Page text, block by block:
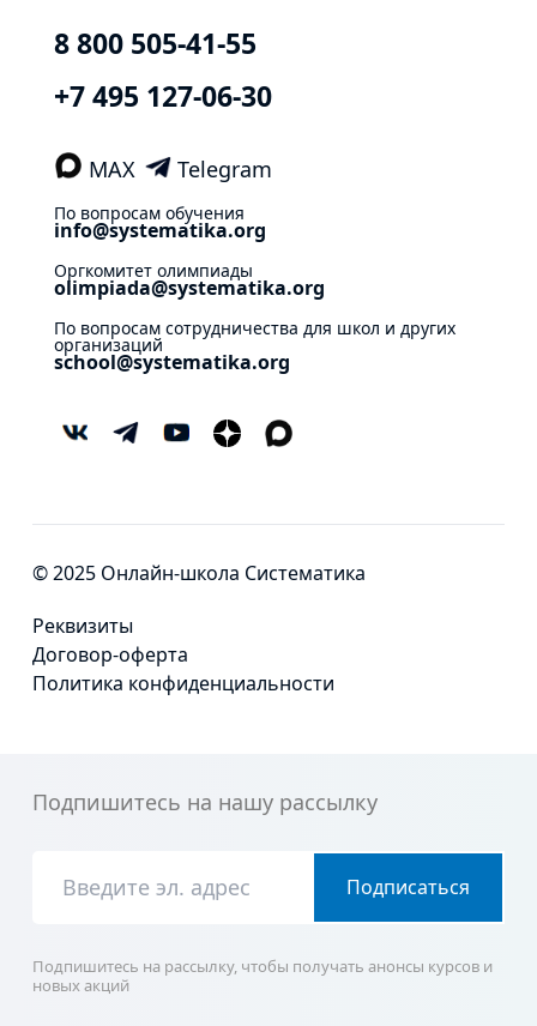
8 800 505-41-55
+7 495 127-06-30
MAX Telegram
По вопросам обучения
info@systematika.org
Оргкомитет олимпиады
olimpiada@systematika.org
По вопросам сотрудничества для школ и других
организаций
school@systematika.org
© 2025 Онлайн-школа Систематика
Реквизиты
Договор-оферта
Политика конфиденциальности
Подпишитесь на нашу рассылку
Подписаться
Подпишитесь на рассылку, чтобы получать анонсы курсов и
новых акций